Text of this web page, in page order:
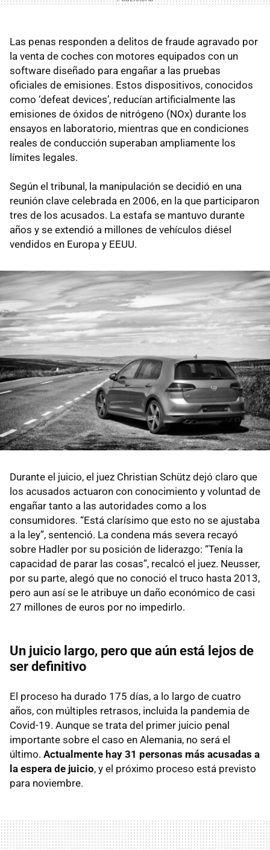
Las penas responden a delitos de fraude agravado por
la venta de coches con motores equipados con un
software diseñado para engañar a las pruebas
oficiales de emisiones. Estos dispositivos, conocidos
como ‘defeat devices’, reducían artificialmente las
emisiones de óxidos de nitrógeno (NOx) durante los
ensayos en laboratorio, mientras que en condiciones
reales de conducción superaban ampliamente los
límites legales.
Según el tribunal, la manipulación se decidió en una
reunión clave celebrada en 2006, en la que participaron
tres de los acusados. La estafa se mantuvo durante
años y se extendió a millones de vehículos diésel
vendidos en Europa y EEUU.
Durante el juicio, el juez Christian Schütz dejó claro que
los acusados actuaron con conocimiento y voluntad de
engañar tanto a las autoridades como a los
consumidores. “Está clarísimo que esto no se ajustaba
a la ley”, sentenció. La condena más severa recayó
sobre Hadler por su posición de liderazgo: “Tenía la
capacidad de parar las cosas”, recalcó el juez. Neusser,
por su parte, alegó que no conoció el truco hasta 2013,
pero aun así se le atribuye un daño económico de casi
27 millones de euros por no impedirlo.
Un juicio largo, pero que aún está lejos de
ser definitivo
El proceso ha durado 175 días, a lo largo de cuatro
años, con múltiples retrasos, incluida la pandemia de
Covid-19. Aunque se trata del primer juicio penal
importante sobre el caso en Alemania, no será el
último. Actualmente hay 31 personas más acusadas a
la espera de juicio, y el próximo proceso está previsto
para noviembre.